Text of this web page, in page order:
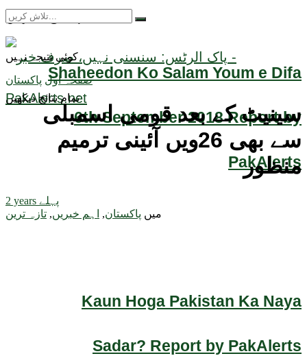
Shaheedon Ko Salam Youm e Difa
6th September 2018 Report by
PakAlerts
Kaun Hoga Pakistan Ka Naya
Sadar? Report by PakAlerts
تمام نتائج دیکھیں
کوئی نتیجہ نہیں
تمام نتائج دیکھیں
صفحہ اول پاکستان
سینیٹ کے بعد قومی اسمبلی
سے بھی 26ویں آئینی ترمیم
منظور
2 years پہلے
میں پاکستان, اہم خبریں, تازہ ترین